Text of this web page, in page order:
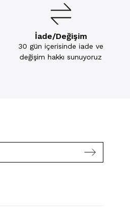
İade/Değişim
30 gün içerisinde iade ve
değişim hakkı sunuyoruz